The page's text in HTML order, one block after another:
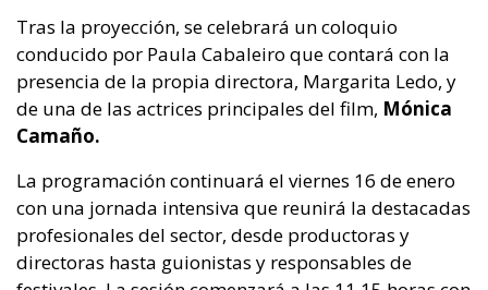
Tras la proyección, se celebrará un coloquio
conducido por Paula Cabaleiro que contará con la
presencia de la propia directora, Margarita Ledo, y
de una de las actrices principales del film, Mónica
Camaño.
La programación continuará el viernes 16 de enero
con una jornada intensiva que reunirá la destacadas
profesionales del sector, desde productoras y
directoras hasta guionistas y responsables de